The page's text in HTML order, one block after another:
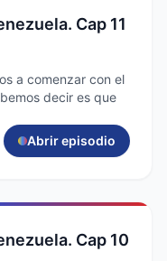
Cap 11
a comenzar con el
decir es que
Abrir episodio
Cap 10